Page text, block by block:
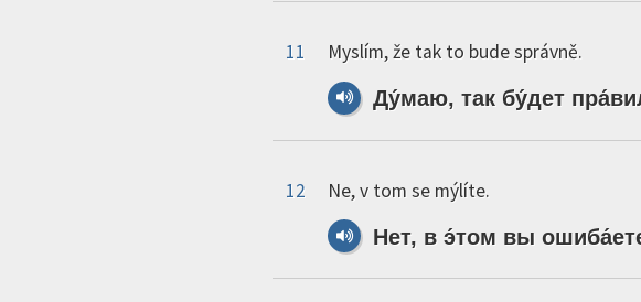
11
Myslím, že tak to bude správně.
Ду́маю, так бу́дет
12
Ne, v tom se mýlíte.
Нет, в э́том вы